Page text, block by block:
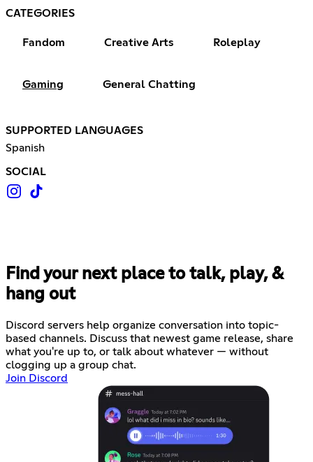
CATEGORIES
Fandom Creative Arts Roleplay
Gaming General Chatting
SUPPORTED LANGUAGES
Spanish
SOCIAL
Find your next place to talk, play, &
hang out
Discord servers help organize conversation into topic-
based channels. Discuss that newest game release, share
what you're up to, or talk about whatever — without
clogging up a group chat.
Join Discord